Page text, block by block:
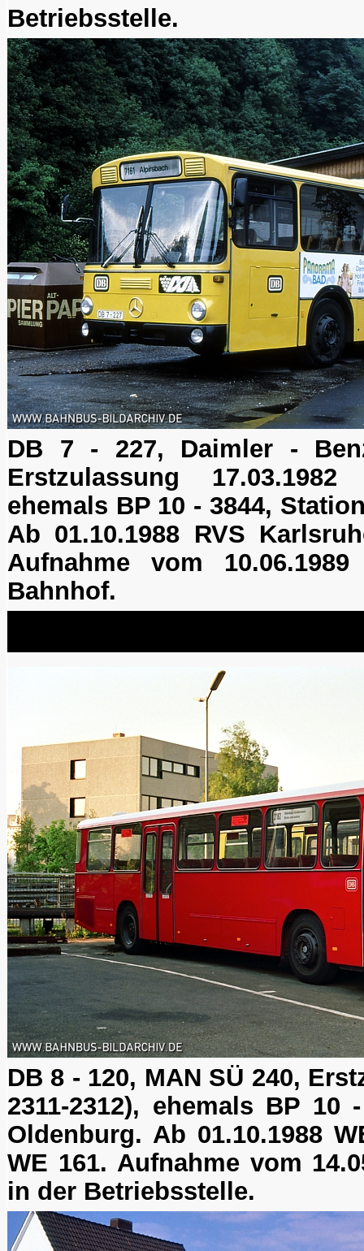
Betriebsstelle.
DB 7 - 227, Daimler -
Erstzulassung 17.03.1982
ehemals BP 10 - 3844,
Ab 01.10.1988 RVS
Aufnahme vom
Bahnhof.
DB 8 - 120, MAN SÜ 240,
2311-2312), ehemals BP
Oldenburg. Ab 01.10.1988
WE 161. Aufnahme vom
in der Betriebsstelle.